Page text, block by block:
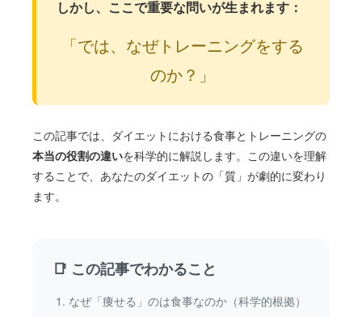
しかし、ここで重要な問いが生まれます：
「では、なぜトレーニングをする
のか？」
この記事では、ダイエットにおける食事とトレーニングの
本当の役割の違いを科学的に解説します。この違いを理解
することで、あなたのダイエットの「質」が劇的に変わり
ます。
📑 この記事でわかること
なぜ「痩せる」のは食事なのか（科学的根拠）